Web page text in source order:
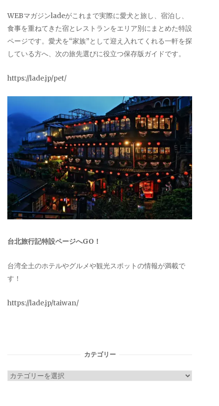
WEBマガジンladeがこれまで実際に愛犬と旅し、宿泊し、
食事を重ねてきた宿とレストランをエリア別にまとめた特設
ページです。愛犬を“家族”として迎え入れてくれる一軒を探
している方へ、次の旅先選びに役立つ保存版ガイドです。
https://lade.jp/pet/
台北旅行記特設ページへGO！
台湾全土のホテルやグルメや観光スポットの情報が満載で
す！
https://lade.jp/taiwan/
カテゴリー
カ